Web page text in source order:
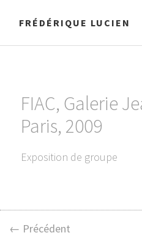
FRÉDÉRIQUE LUCIEN
FIAC, Galerie
Paris, 2009
Exposition de groupe
← Précédent